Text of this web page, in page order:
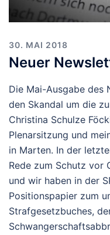
30. MAI 2018
Neuer
Die Mai-Ausgabe des
den Skandal um die
Christina Schulze
Plenarsitzung und
in Marten. In der
Rede zum Schutz vor
und wir haben in der
Positionspapier zum
Strafgesetzbuches,